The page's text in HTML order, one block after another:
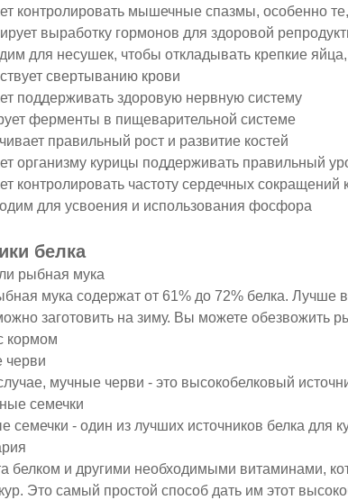
контролировать мышечные спазмы, особенно
выработку гормонов для здоровой
для несушек, чтобы откладывать крепкие
свертыванию крови
поддерживать здоровую нервную систему
ферменты в пищеварительной системе
правильный рост и развитие костей
организму курицы поддерживать правильный
контролировать частоту сердечных сокращений
для усвоения и использования фосфора
белка
рыбная мука
мука содержат от 61% до 72% белка. Лучше
заготовить на зиму. Вы можете обезвожить
кормом
черви
мучные черви - это высокобелковый
семечки
семечки - один из лучших источников белка для
белком и другими необходимыми витаминами,
Это самый простой способ дать им этот